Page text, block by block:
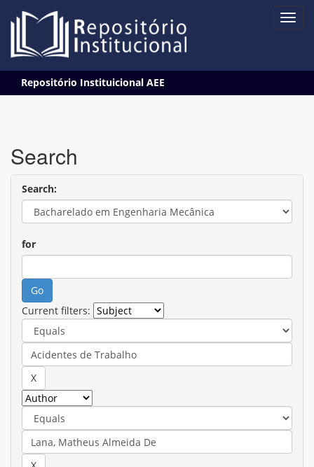
navigation
Repositório Instituicional AEE
Search
Search:
for
Current filters: